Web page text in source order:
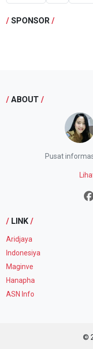
/ SPONSOR /
/ ABOUT /
Pusat
/ LINK /
Aridjaya
Indonesiya
Maginve
Hanapha
ASN Info
©